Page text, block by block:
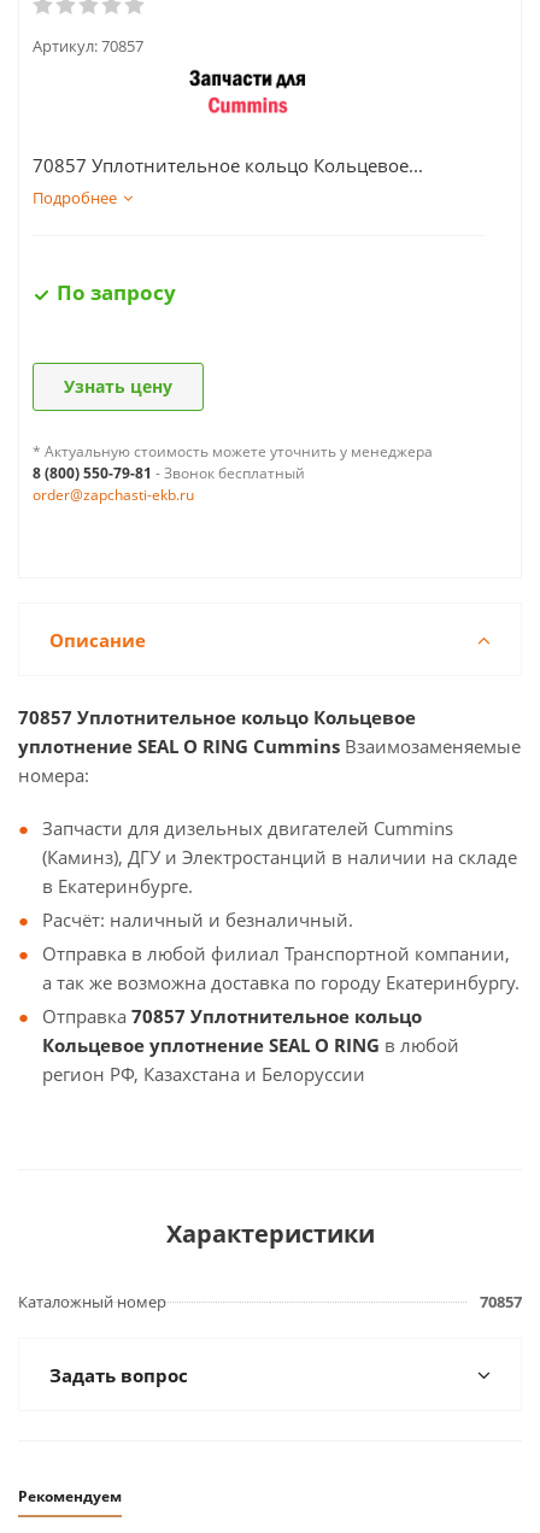
Артикул:70857
70857 Уплотнительное кольцо Кольцевое...
Подробнее
По запросу
Узнать цену
* Актуальную стоимость можете уточнить у менеджера
8 (800) 550-79-81 - Звонок бесплатный
order@zapchasti-ekb.ru
Описание
70857 Уплотнительное кольцо Кольцевое
уплотнение SEAL O RING Cummins Взаимозаменяемые
номера:
Запчасти для дизельных двигателей Cummins
(Каминз), ДГУ и Электростанций в наличии на складе
в Екатеринбурге.
Расчёт: наличный и безналичный.
Отправка в любой филиал Транспортной компании,
а так же возможна доставка по городу Екатеринбургу.
Отправка 70857 Уплотнительное кольцо
Кольцевое уплотнение SEAL O RING в любой
регион РФ, Казахстана и Белоруссии
Характеристики
Каталожный номер 70857
Задать вопрос
Рекомендуем